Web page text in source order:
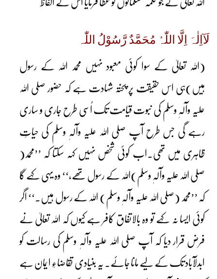
اللہ تعالیٰ نے جو کلمہ مسلمانوں کو عطا فرمایا اس کے الفاظ
لَآاِلٰہَ اِلَّا اللّٰہُ مُحَمَّدٌ رَّسُوْلُ اللّٰہ
(اللہ تعالیٰ کے سوا کوئی معبود نہیں محمد اللہ کے رسول
ہیں)ہی اس حقیقت پر پختہ شہادت ہے کہ حضور صلی اللہ
علیہ وآلہٖ وسلم کی نبوت قیامت تک اُسی طرح جاری و ساری
رہے گی جس طرح آپ صلی اللہ علیہ وآلہٖ وسلم کی حیاتِ
ظاہری میں تھی۔اب کوئی شخص نہیں کہہ سکتا کہ ’’محمد(
صلی اللہ علیہ وآلہٖ وسلم)اللہ کے رسول تھے،‘‘ وہ یہی کہے گا
کہ ’’محمد (صلی اللہ علیہ وآلہٖ وسلم) اللہ کے رسول ہیں۔‘‘ اگر
کوئی ایسا نہ کہے تو وہ بالاتفاق کافر ہے کیوں کہ اللہ تعالیٰ نے
فرض قرار دیا کہ آپ صلی اللہ علیہ وآلہٖ وسلم کی رسالت کو
ابدلآباد تک کے لیے مانا جائے۔ یہ بنیادی تقاضاءِ ایمان ہے